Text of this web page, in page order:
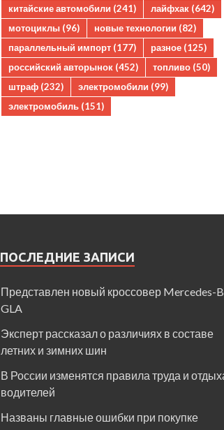
китайские автомобили (241) лайфхак (642)
мотоциклы (96) новые технологии (82)
параллельный импорт (177) разное (125)
российский авторынок (452) топливо (50)
штраф (232) электромобили (99)
электромобиль (151)
ПОСЛЕДНИЕ ЗАПИСИ
Представлен новый кроссовер Mercedes-
GLA
Эксперт рассказал о различиях в составе
летних и зимних шин
В России изменятся правила труда и
водителей
Названы главные ошибки при покупке